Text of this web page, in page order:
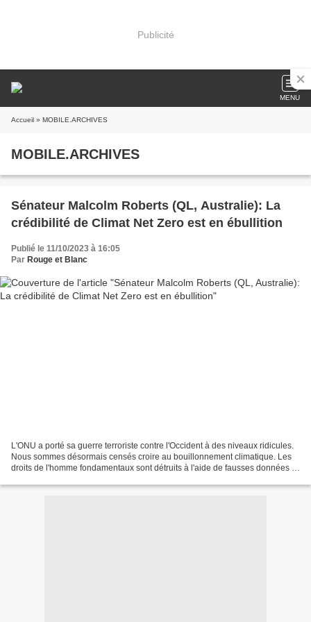
Publicité
MENU
Accueil » MOBILE.ARCHIVES
MOBILE.ARCHIVES
Sénateur Malcolm Roberts (QL, Australie): La
crédibilité de Climat Net Zero est en ébullition
Publié le 11/10/2023 à 16:05
Par Rouge et Blanc
L'ONU a porté sa guerre terroriste contre l'Occident à des niveaux ridicules.
Nous sommes désormais censés croire au bouillonnement climatique. Les
droits de l'homme fondamentaux sont détruits à l'aide de fausses données et